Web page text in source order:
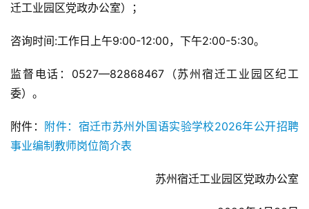
迁工业园区党政办公室）；
咨询时间:工作日上午9:00-12:00，下午2:00-5:30。
监督电话：0527—82868467（苏州宿迁工业园区纪工
委）。
附件： 附件：宿迁市苏州外国语实验学校2026年公开招聘
事业编制教师岗位简介表
苏州宿迁工业园区党政办公室